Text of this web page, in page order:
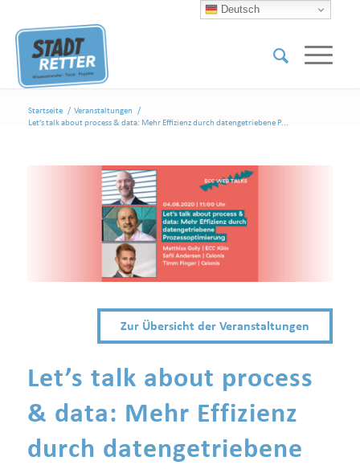
Startseite / Veranstaltungen
/
Let’s talk about process & data: Mehr Effizienz durch datengetriebene P...
Zur Übersicht der Veranstaltungen
Let’s talk about process
& data: Mehr Effizienz
durch datengetriebene
Deutsch